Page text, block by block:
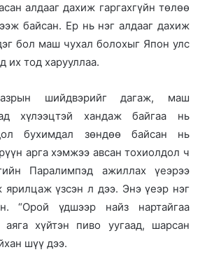
алдааг дахиж гаргахгүйн төлөө
байсан. Ер нь нэг алдааг дахиж
бол маш чухал болохыг Япон улс
их тод харууллаа.
шийдвэрийг дагаж, маш
хүлээцтэй хандаж байгаа нь
бухимдал зөндөө байсан нь
арга хэмжээ авсан тохиолдол ч
Паралимпэд ажиллах үеэрээ
ярилцаж үзсэн л дээ. Энэ үеэр нэг
“Орой үдшээр найз нартайгаа
хүйтэн пиво уугаад, шарсан
шүү дээ.